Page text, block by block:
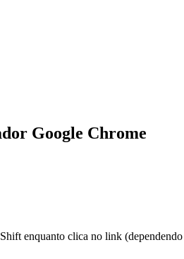
Google Chrome
enquanto clica no link